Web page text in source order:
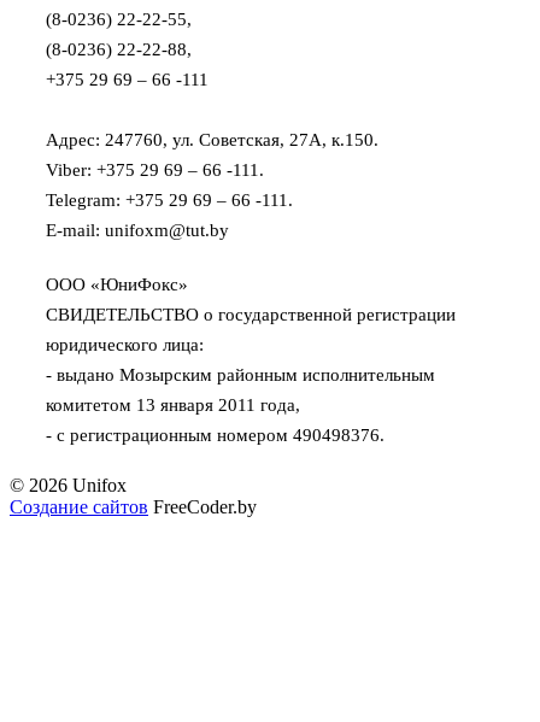
(8-0236) 22-22-55,
(8-0236) 22-22-88,
+375 29 69 – 66 -111
Адрес: 247760, ул. Советская, 27А, к.150.
Viber: +375 29 69 – 66 -111.
Telegram: +375 29 69 – 66 -111.
E-mail: unifoxm@tut.by
ООО «ЮниФокс»
СВИДЕТЕЛЬСТВО о государственной регистрации
юридического лица:
- выдано Мозырским районным исполнительным
комитетом 13 января 2011 года,
- с регистрационным номером 490498376.
© 2026 Unifox
Создание сайтов FreeCoder.by